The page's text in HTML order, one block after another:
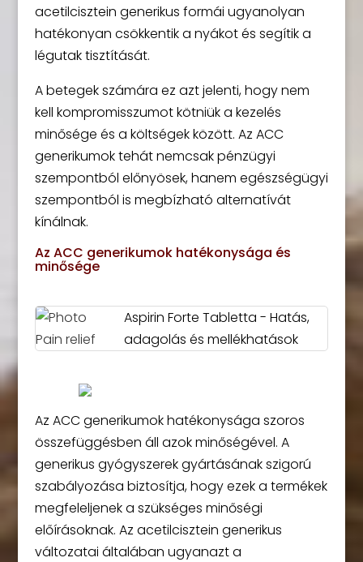
acetilcisztein generikus formái ugyanolyan
hatékonyan csökkentik a nyákot és segítik a
légutak tisztítását.
A betegek számára ez azt jelenti, hogy nem
kell kompromisszumot kötniük a kezelés
minősége és a költségek között. Az ACC
generikumok tehát nemcsak pénzügyi
szempontból előnyösek, hanem egészségügyi
szempontból is megbízható alternatívát
kínálnak.
Az ACC generikumok hatékonysága és
minősége
Aspirin Forte Tabletta - Hatás,
adagolás és mellékhatások
Az ACC generikumok hatékonysága szoros
összefüggésben áll azok minőségével. A
generikus gyógyszerek gyártásának szigorú
szabályozása biztosítja, hogy ezek a termékek
megfeleljenek a szükséges minőségi
előírásoknak. Az acetilcisztein generikus
változatai általában ugyanazt a